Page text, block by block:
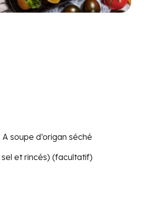
soupe d’origan séché
sel et rincés) (facultatif)